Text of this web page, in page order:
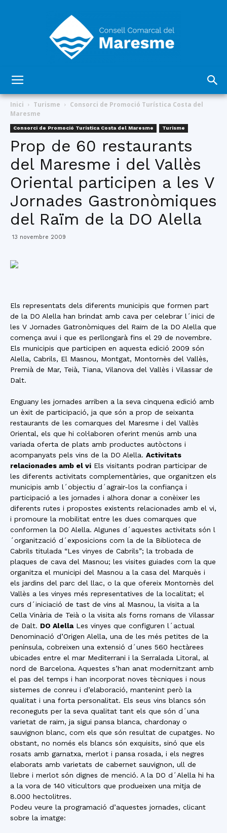
Comarcal
del
Maresme
Inici Turisme
Consorci de Promoció Turística Costa del
Maresme
Consorci de Promoció Turística Costa del Maresme Turisme
Prop de 60 restaurants
del Maresme i del Vallès
Oriental participen a les V
Jornades Gastronòmiques
del Raïm de la DO Alella
13 novembre 2009
Els representats dels diferents municipis que formen part
de la DO Alella han brindat amb cava per celebrar l´inici de
les V Jornades Gatronòmiques del Raïm de la DO Alella que
comença avui i que es perllongarà fins el 29 de novembre.
Els municipis que participen en aquesta edició 2009 són
Alella, Cabrils, El Masnou, Montgat, Montornès del Vallès,
Premià de Mar, Teià, Tiana, Vilanova del Vallès i Vilassar de
Dalt.
Enguany les jornades arriben a la seva cinquena edició amb
un èxit de participació, ja que són a prop de seixanta
restaurants de les comarques del Maresme i del Vallès
Oriental, els que hi col·laboren oferint menús amb una
variada oferta de plats amb productes autòctons i
acompanyats pels vins de la DO Alella. Activitats
relacionades amb el vi Els visitants podran participar de
les diferents activitats complementàries, que organitzen els
municipis amb l´objectiu d´agrair-los la confiança i
participació a les jornades i alhora donar a conèixer les
diferents rutes i propostes existents relacionades amb el vi,
i promoure la mobilitat entre les dues comarques que
conformen la DO Alella. Algunes d´aquestes activitats són l
´organització d´exposicions com la de la Biblioteca de
Cabrils titulada “Les vinyes de Cabrils”; la trobada de
plaques de cava del Masnou; les visites guiades com la que
organitza el municipi del Masnou a la casa del Marquès i
els jardins del parc del llac, o la que ofereix Montornès del
Vallès a les vinyes més representatives de la localitat; el
curs d´iniciació de tast de vins al Masnou, la visita a la
Cella Vinària de Teià o la visita als forns romans de Vilassar
de Dalt. DO AlellaLes vinyes que configuren l´actual
Denominació d’Origen Alella, una de les més petites de la
península, cobreixen una extensió d´unes 560 hectàrees
ubicades entre el mar Mediterrani i la Serralada Litoral, al
nord de Barcelona. Aquestes s’han anat modernitzant amb
el pas del temps i han incorporat noves tècniques i nous
sistemes de conreu i d’elaboració, mantenint però la
qualitat i una forta personalitat. Els seus vins blancs són
reconeguts per la seva qualitat tant els que són d´una
varietat de raïm, ja sigui pansa blanca, chardonay o
sauvignon blanc, com els que són resultat de cupatges. No
obstant, no només els blancs són exquisits, sinó que els
rosats amb garnatxa, merlot i pansa rosada, i els negres
elaborats amb varietats de cabernet sauvignon, ull de
llebre i merlot són dignes de menció. A la DO d´Alella hi ha
a la vora de 140 viticultors que produeixen una mitja de
8.000 hectolitres.
Podeu veure la programació d’aquestes jornades, clicant
sobre la imatge: